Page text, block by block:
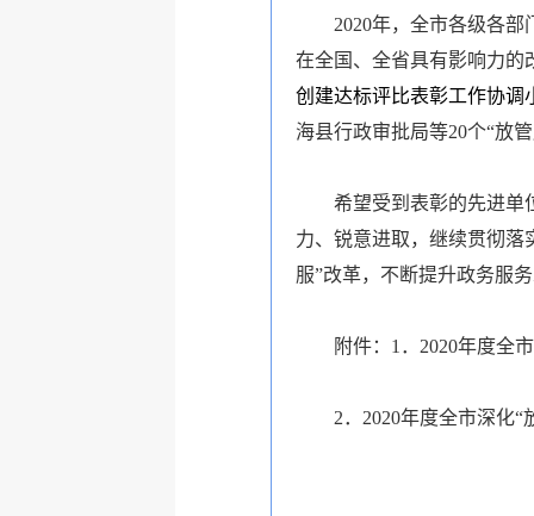
2020年，全市各级各
在全国、全省具有影响力的
创建达标评比表彰工作协调
海县行政审批局等20个“放
希望受到表彰的先进单
力、锐意进取，继续贯彻落
服”改革，不断提升政务服
附件：1．2020年度全
2．2020年度全市深化